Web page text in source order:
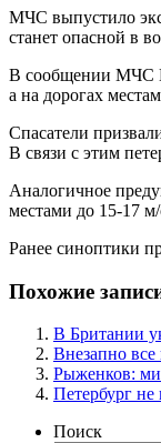
МЧС выпустило
станет опасной в
В сообщении МЧС
а на дорогах
Спасатели
В связи с этим
Аналогичное
местами до 15-17 м/
Ранее синоптики
Похожие
В Британии
Внезапно все
Рыженков:
Петербург
Поиск